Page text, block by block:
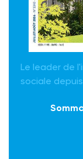
Le leader de
sociale